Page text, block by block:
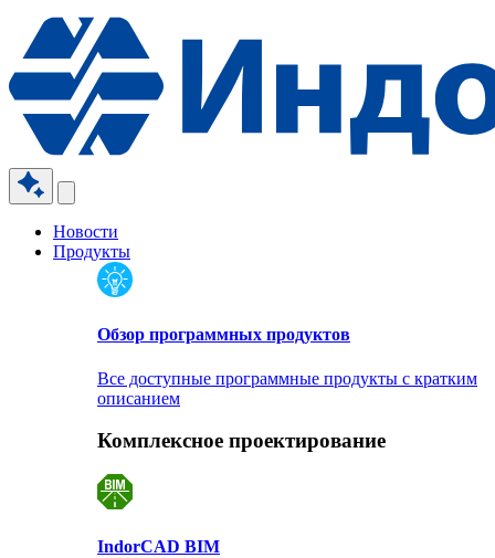
Новости
Продукты
Обзор программных продуктов
Все доступные программные продукты с кратким
описанием
Комплексное проектирование
IndorCAD BIM